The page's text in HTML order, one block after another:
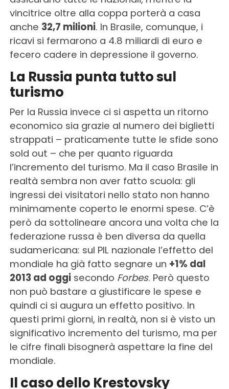
vincitrice oltre alla coppa porterà a casa
anche 32,7 milioni. In Brasile, comunque, i
ricavi si fermarono a 4.8 miliardi di euro e
fecero cadere in depressione il governo.
La Russia punta tutto sul
turismo
Per la Russia invece ci si aspetta un ritorno
economico sia grazie al numero dei biglietti
strappati – praticamente tutte le sfide sono
sold out – che per quanto riguarda
l’incremento del turismo. Ma il caso Brasile in
realtà sembra non aver fatto scuola: gli
ingressi dei visitatori nello stato non hanno
minimamente coperto le enormi spese. C’è
però da sottolineare ancora una volta che la
federazione russa è ben diversa da quella
sudamericana: sul PIL nazionale l’effetto del
mondiale ha già fatto segnare un +1% dal
2013 ad oggisecondo Forbes. Però questo
non può bastare a giustificare le spese e
quindi ci si augura un effetto positivo. In
questi primi giorni, in realtà, non si è visto un
significativo incremento del turismo, ma per
le cifre finali bisognerà aspettare la fine del
mondiale.
Il caso dello Krestovsky